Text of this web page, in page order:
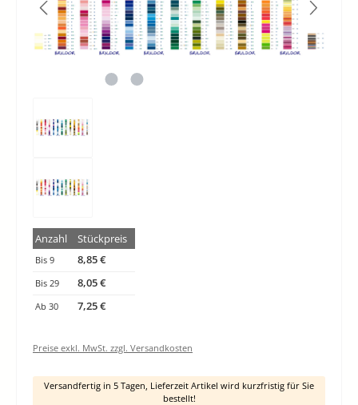
Anzahl Stückpreis
Bis9 8,85 €
Bis 29 8,05 €
Ab30 7,25 €
Preise exkl. MwSt. zzgl. Versandkosten
Versandfertig in 5 Tagen, Lieferzeit Artikel wird kurzfristig für Sie
bestellt!